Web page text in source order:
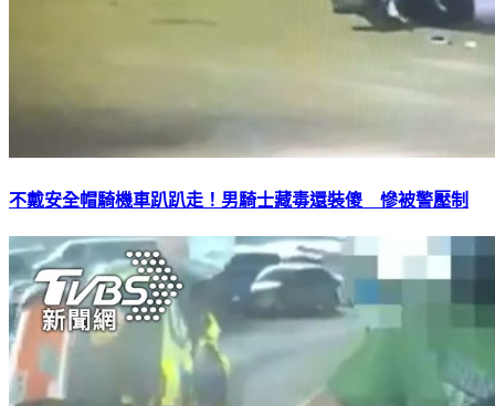
不戴安全帽騎機車趴趴走！男騎士藏毒還裝傻 慘被警壓制